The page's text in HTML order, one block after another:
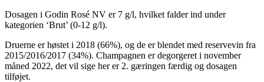
Dosagen i Godin Rosé NV er 7 g/l, hvilket falder ind under
kategorien ‘Brut’ (0-12 g/l).
Druerne er høstet i 2018 (66%), og de er blendet med reservevin fra
2015/2016/2017 (34%). Champagnen er degorgeret i november
måned 2022, det vil sige her er 2. gæringen færdig og dosagen
tilføjet.